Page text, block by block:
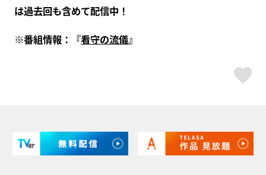
は過去回も含めて配信中！
※番組情報：『看守の流儀』